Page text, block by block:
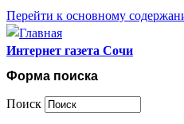
Перейти к основному
Интернет газета Сочи
Форма поиска
Поиск